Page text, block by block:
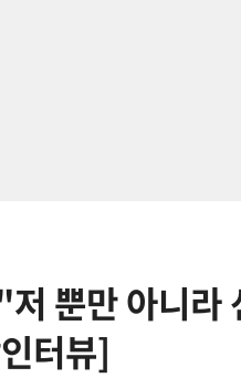
뿐만 아니라
터뷰]